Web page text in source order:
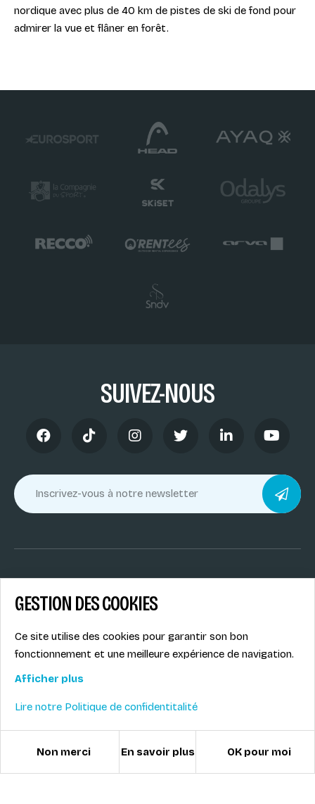
nordique avec plus de 40 km de pistes de ski de fond pour
admirer la vue et flâner en forêt.
SUIVEZ-NOUS
des ESi
73201 Albertville Cedex
France
Nos stations
Nos activités
GESTION DES COOKIES
Ce site utilise des cookies pour garantir son bon
fonctionnement et une meilleure expérience de navigation.
Afficher plus
Lire notre Politique de confidentitalité
Non merci En savoir plus OK pour moi